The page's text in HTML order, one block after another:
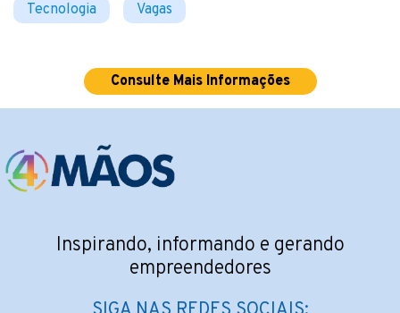
Tecnologia Vagas
Consulte Mais Informações
Inspirando, informando e gerando
empreendedores